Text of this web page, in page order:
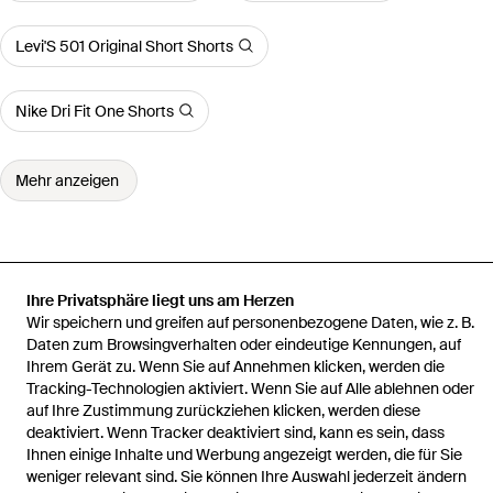
Ihre Privatsphäre liegt uns am Herzen
Wir speichern und greifen auf personenbezogene Daten, wie z. B.
Daten zum Browsingverhalten oder eindeutige Kennungen, auf
Ihrem Gerät zu. Wenn Sie auf Annehmen klicken, werden die
Tracking-Technologien aktiviert. Wenn Sie auf Alle ablehnen oder
auf Ihre Zustimmung zurückziehen klicken, werden diese
deaktiviert. Wenn Tracker deaktiviert sind, kann es sein, dass
Ihnen einige Inhalte und Werbung angezeigt werden, die für Sie
weniger relevant sind. Sie können Ihre Auswahl jederzeit ändern
Levi'S 501 Original Short Shorts
Nike Dri Fit One Shorts
Mehr anzeigen
Startseite Damen Kurze Hosen und Shorts
Hosen und Shorts
Gehäkelte Shorts
Hilfe und Informationen